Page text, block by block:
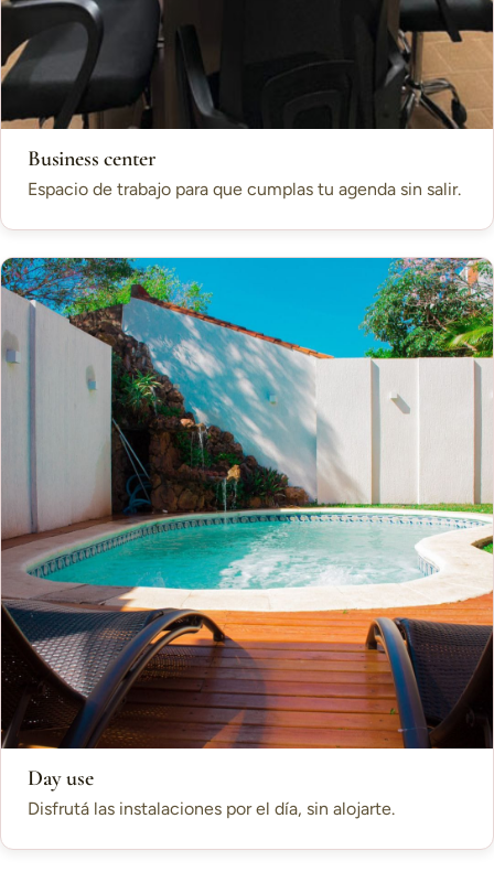
Business center
Espacio de trabajo para que cumplas tu agenda sin salir.
Day use
Disfrutá las instalaciones por el día, sin alojarte.